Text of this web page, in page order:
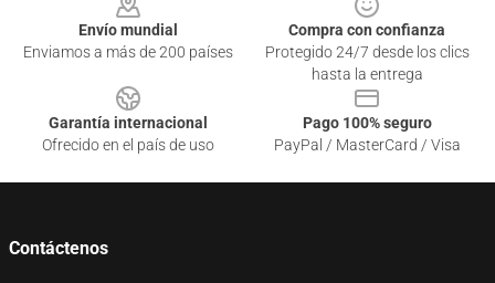
Envío mundial
Enviamos a más de 200 países
Compra con confianza
Protegido 24/7 desde los clics
hasta la entrega
Garantía internacional
Ofrecido en el país de uso
Pago 100% seguro
PayPal / MasterCard / Visa
Contáctenos